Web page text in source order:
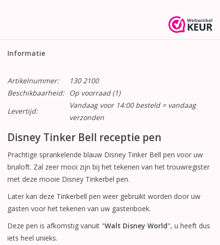
Informatie
Artikelnummer:
130 2100
Beschikbaarheid:
Op voorraad(1)
Levertijd:
Vandaag voor 14:00 besteld = vandaag
verzonden
Disney Tinker Bell receptie pen
Prachtige sprankelende blauw Disney Tinker Bell pen voor uw
bruiloft. Zal zeer mooi zijn bij het tekenen van het trouwregister
met deze mooie Disney Tinkerbel pen.
Later kan deze Tinkerbell pen weer gebruikt worden door uw
gasten voor het tekenen van uw gastenboek.
Deze pen is afkomstig vanuit "Walt Disney World", u heeft dus
iets heel unieks.